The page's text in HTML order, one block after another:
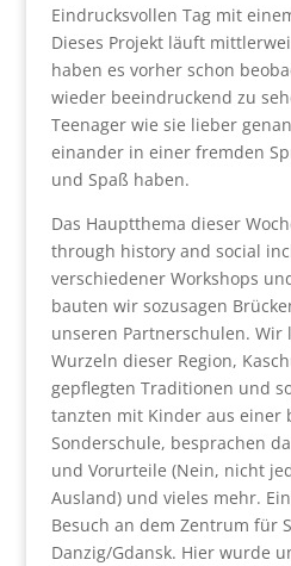
Eindrucksvollen Tag mit
Dieses Projekt läuft
haben es vorher schon
wieder beeindruckend zu
Teenager wie sie lieber
einander in einer fremden
und Spaß haben.
Das Hauptthema dieser
through history and social
verschiedener Workshops
bauten wir sozusagen
unseren Partnerschulen.
Wurzeln dieser Region,
gepflegten Traditionen und
tanzten mit Kinder aus einer
Sonderschule, besprachen
und Vorurteile (Nein, nicht
Ausland) und vieles mehr.
Besuch an dem Zentrum für
Danzig/Gdansk. Hier wurde